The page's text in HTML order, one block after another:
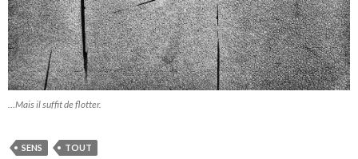
…Mais il suffit de flotter.
SENS TOUT